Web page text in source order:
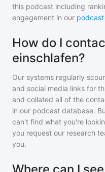
this podcast including
engagement in our
How do I
einschlafen?
Our systems regularly
and social media links for
and collated all of the
in our podcast database.
can't find what you're
you request our research
you.